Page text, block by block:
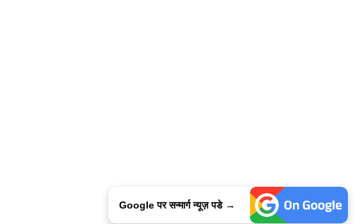
Google पर सन्मार्ग न्यूज़ पडे →